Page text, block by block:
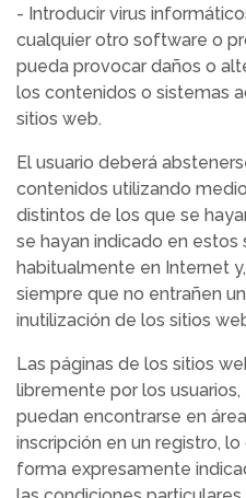
- Introducir virus
cualquier otro software o
pueda provocar daños o
los contenidos o sistemas
sitios web.
El usuario deberá
contenidos utilizando
distintos de los que se
se hayan indicado en
habitualmente en Internet
siempre que no entrañen
inutilización de los sitios
Las páginas de los sitios
libremente por los
puedan encontrarse en
inscripción en un registro,
forma expresamente